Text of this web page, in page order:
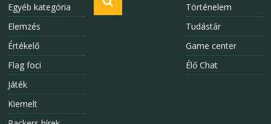
Egyéb kategória
Elemzés
Értékelő
Flag foci
Játék
Kiemelt
Történelem
Tudástár
Game center
Élő Chat